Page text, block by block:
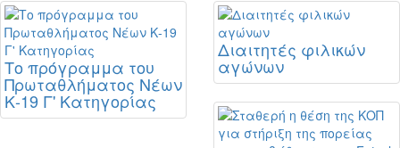
Το πρόγραμμα του
Πρωταθλήματος Νέων
Κ-19 Γ' Κατηγορίας
Διαιτητές φιλικών
αγώνων